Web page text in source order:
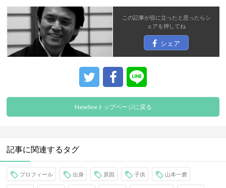
この記事が役に立ったと思ったらシ
ェアを押してね
シェア
NewSeeトップページに戻る
記事に関連するタグ
プロフィール 出身 原因 子供 山本一磨